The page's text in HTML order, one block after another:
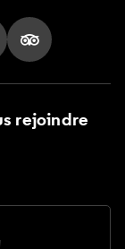
sur LinkedIn
nous sur
Suivez nous
rejoindre